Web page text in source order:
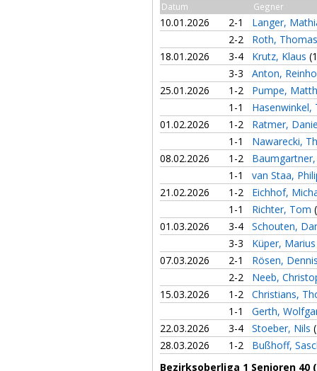
Datum Gegner
10.01.2026 2-1
Langer,
2-2
Roth,
18.01.2026
3-4 Krutz, Klaus
3-3
Anton,
25.01.2026
1-2
Pumpe,
1-1
01.02.2026
1-2
Ratmer,
1-1
Nawarecki,
08.02.2026
1-2
1-1
van Staa,
21.02.2026
1-2
Eichhof,
1-1
Richter, Tom
01.03.2026
3-4
Schouten,
3-3
Küper,
07.03.2026
2-1
Rösen,
2-2
Neeb,
15.03.2026
1-2
Christians,
1-1
Gerth,
22.03.2026
3-4 Stoeber, Nils
28.03.2026
1-2
Bußhoff,
Bezirksoberliga 1 Senioren 40